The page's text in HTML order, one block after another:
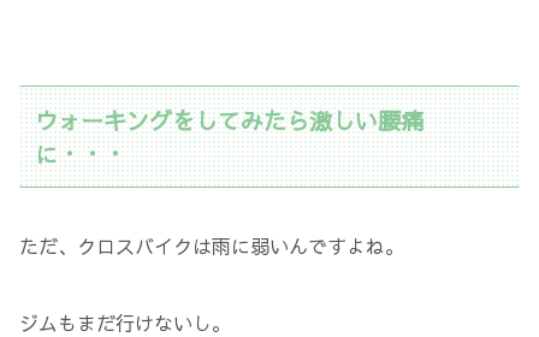
ウォーキングをしてみたら激しい腰痛
に・・・
ただ、クロスバイクは雨に弱いんですよね。
ジムもまだ行けないし。